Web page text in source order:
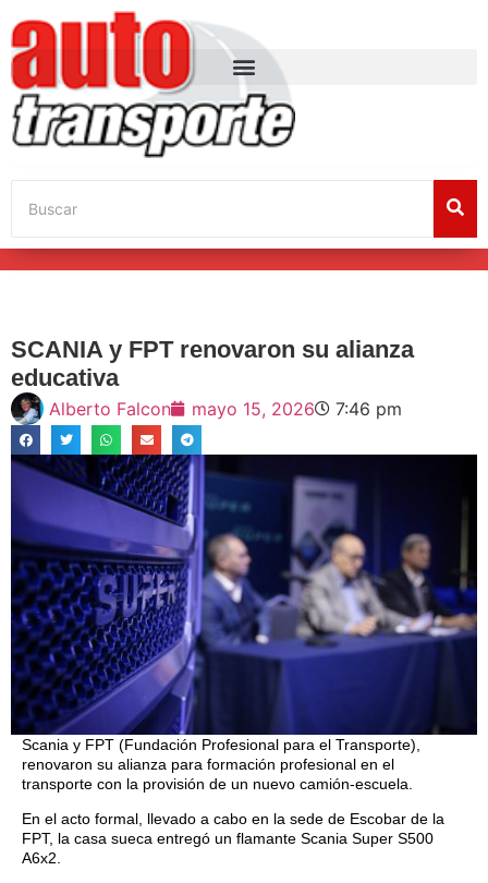
SCANIA y FPT renovaron su alianza
educativa
Alberto Falcon mayo 15, 2026 7:46 pm
Scania y FPT (Fundación Profesional para el Transporte),
renovaron su alianza para formación profesional en el
transporte con la provisión de un nuevo camión-escuela.
En el acto formal, llevado a cabo en la sede de Escobar de la
FPT, la casa sueca entregó un flamante Scania Super S500
A6x2.